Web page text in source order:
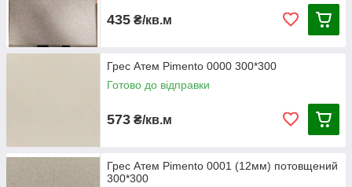
435 ₴/кв.м
Грес Атем Pimento 0000 300*300
Готово до відправки
573 ₴/кв.м
Грес Атем Pimento 0001 (12мм) потовщений
300*300